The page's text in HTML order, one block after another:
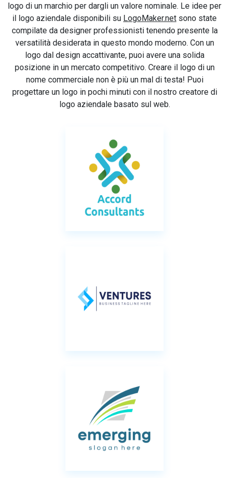
logo di un marchio per dargli un valore nominale. Le idee per
il logo aziendale disponibili su LogoMaker.net sono state
compilate da designer professionisti tenendo presente la
versatilità desiderata in questo mondo moderno. Con un
logo dal design accattivante, puoi avere una solida
posizione in un mercato competitivo. Creare il logo di un
nome commerciale non è più un mal di testa! Puoi
progettare un logo in pochi minuti con il nostro creatore di
logo aziendale basato sul web.